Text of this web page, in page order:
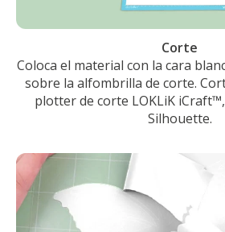
Corte
Coloca el material con la cara
sobre la alfombrilla de corte.
plotter de corte LOKLiK
Silhouette.